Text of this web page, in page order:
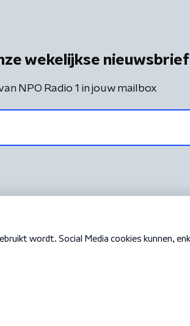
wekelijkse nieuwsbrief
NPO Radio 1 in jouw mailbox